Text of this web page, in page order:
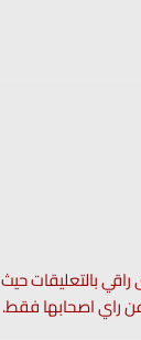
بالتعليقات حيث
عن راي اصحابها فقط.